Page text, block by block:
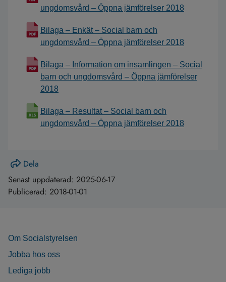
ungdomsvård – Öppna jämförelser 2018
Bilaga – Enkät – Social barn och
ungdomsvård – Öppna jämförelser 2018
Bilaga – Information om insamlingen – Social
barn och ungdomsvård – Öppna jämförelser
2018
Bilaga – Resultat – Social barn och
ungdomsvård – Öppna jämförelser 2018
Dela
Senast uppdaterad: 2025-06-17
Publicerad: 2018-01-01
Om Socialstyrelsen
Jobba hos oss
Lediga jobb